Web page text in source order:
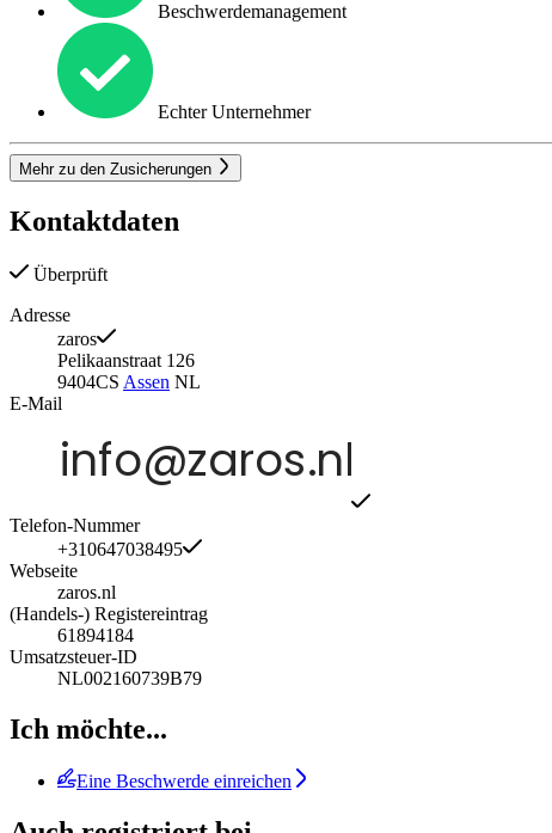
Beschwerdemanagement
Echter Unternehmer
Mehr zu den Zusicherungen
Kontaktdaten
Überprüft
Adresse
zaros
Pelikaanstraat 126
9404CS Assen NL
E-Mail
Telefon-Nummer
+310647038495
Webseite
zaros.nl
(Handels-) Registereintrag
61894184
Umsatzsteuer-ID
NL002160739B79
Ich möchte...
Eine Beschwerde einreichen